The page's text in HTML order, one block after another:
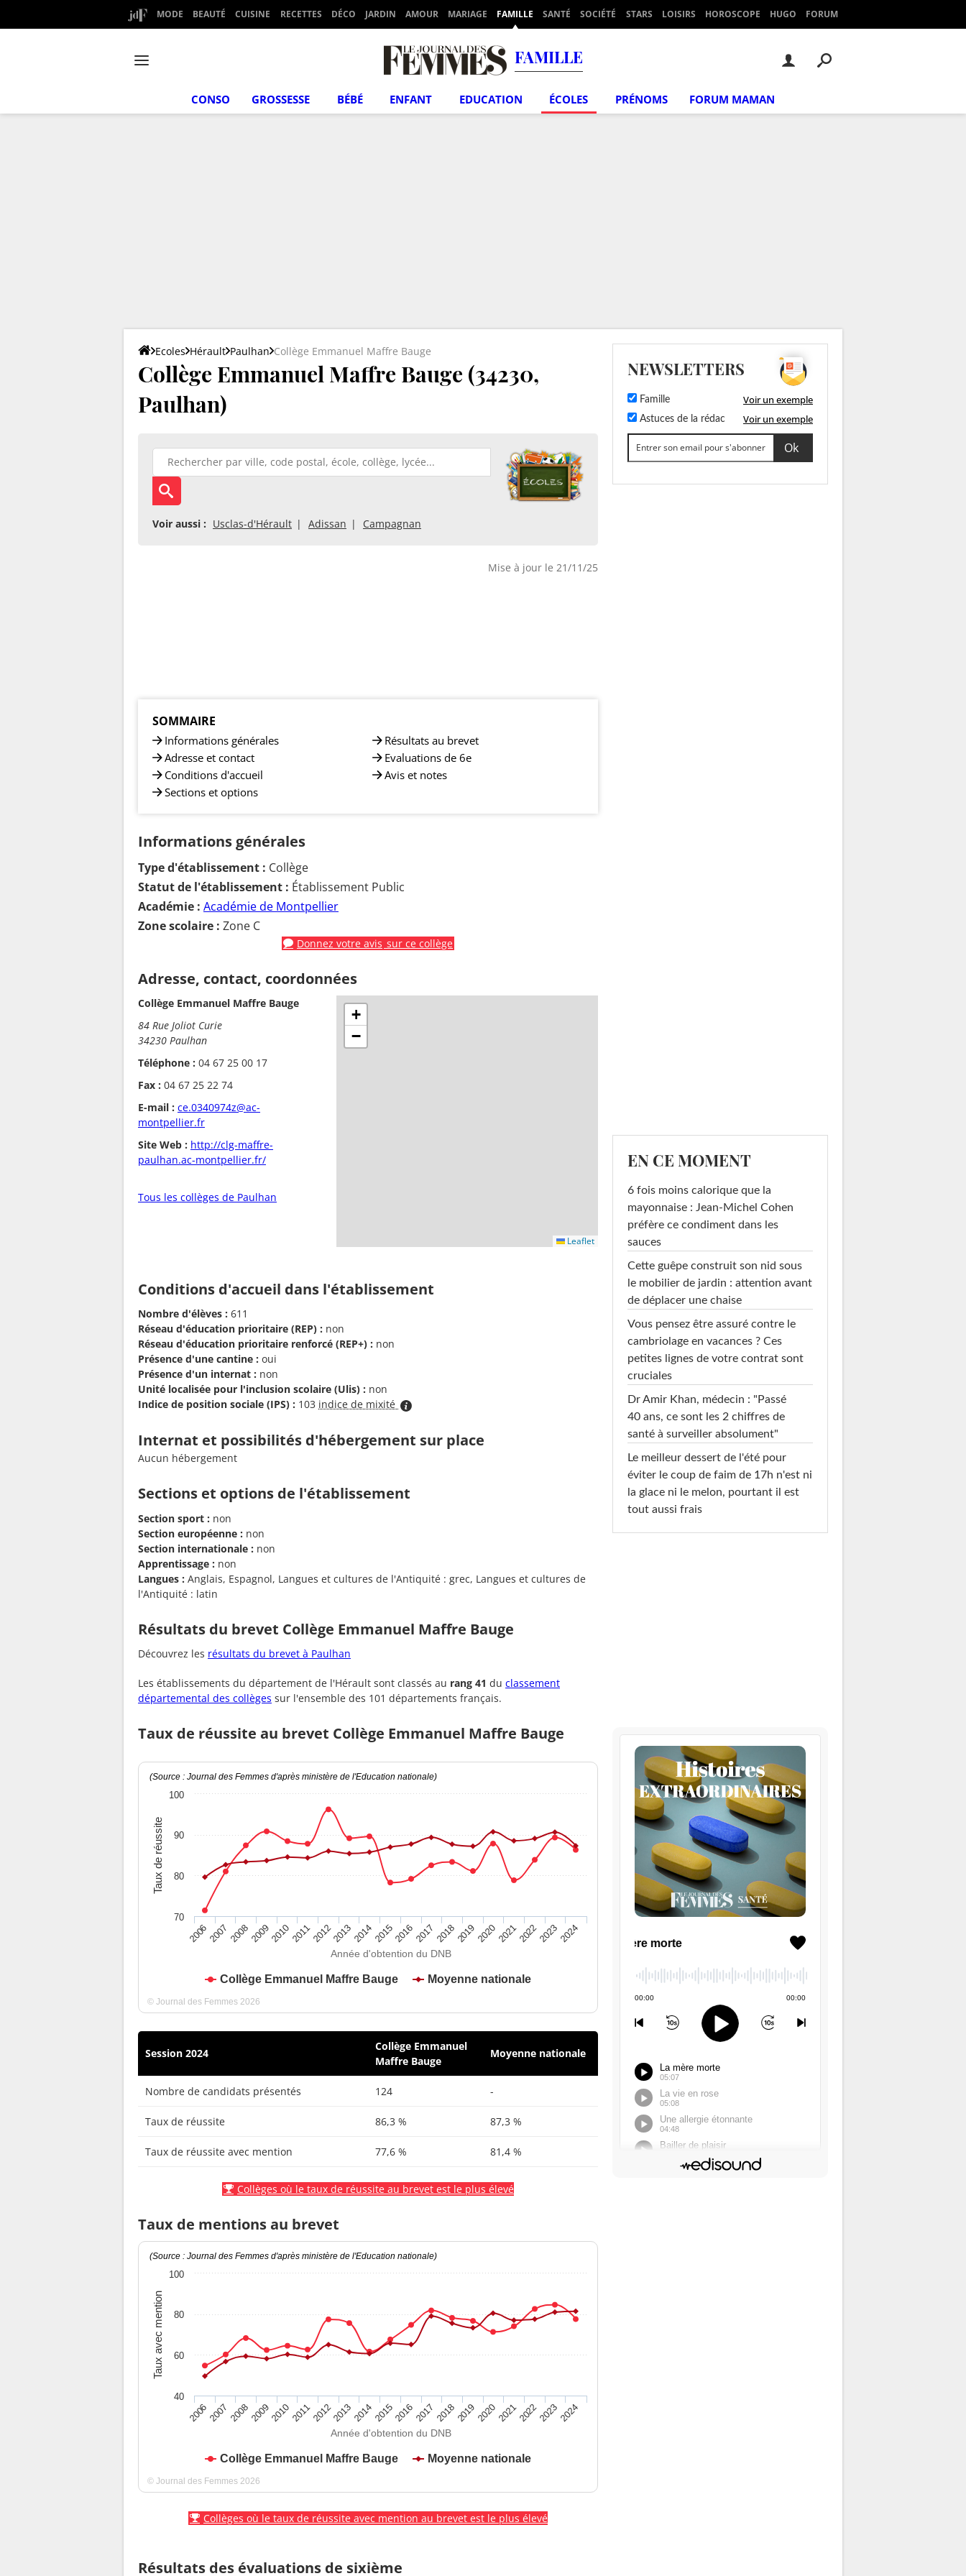
MODE BEAUTÉ CUISINE RECETTES DÉCO JARDIN AMOUR MARIAGE FAMILLE SANTÉ SOCIÉTÉ STARS LOISIRS HOROSCOPE HUGO FORUM
FAMILLE
CONSO GROSSESSE BÉBÉ ENFANT EDUCATION ÉCOLES PRÉNOMS FORUM MAMAN
Ecoles Hérault Paulhan Collège Emmanuel Maffre Bauge
Collège Emmanuel Maffre Bauge (34230,
Paulhan)
Voir aussi : Usclas-d'Hérault Adissan Campagnan
Mise à jour le 21/11/25
SOMMAIRE
Informations générales
Adresse et contact
Conditions d'accueil
Sections et options
Résultats au brevet
Evaluations de 6e
Avis et notes
Informations générales
Type d'établissement : Collège
Statut de l'établissement : Établissement Public
Académie : Académie de Montpellier
Zone scolaire : Zone C
Donnez votre avis sur ce collège
Adresse, contact, coordonnées
Collège Emmanuel Maffre Bauge
84 Rue Joliot Curie
34230 Paulhan
Téléphone : 04 67 25 00 17
Fax : 04 67 25 22 74
E-mail : ce.0340974z@ac-
montpellier.fr
Site Web : http://clg-maffre-
paulhan.ac-montpellier.fr/
Tous les collèges de Paulhan
+
−
Leaflet
Conditions d'accueil dans l'établissement
Nombre d'élèves : 611
Réseau d'éducation prioritaire (REP) : non
Réseau d'éducation prioritaire renforcé (REP+) : non
Présence d'une cantine : oui
Présence d'un internat : non
Unité localisée pour l'inclusion scolaire (Ulis) : non
Indice de position sociale (IPS) : 103 indice de mixité
Internat et possibilités d'hébergement sur place
Aucun hébergement
Sections et options de l'établissement
Section sport : non
Section européenne : non
Section internationale : non
Apprentissage : non
Langues : Anglais, Espagnol, Langues et cultures de l'Antiquité : grec, Langues et cultures de
l'Antiquité : latin
Résultats du brevet Collège Emmanuel Maffre Bauge
Découvrez les résultats du brevet à Paulhan
Les établissements du département de l'Hérault sont classés au rang 41 du classement
départemental des collèges sur l'ensemble des 101 départements français.
Taux de réussite au brevet Collège Emmanuel Maffre Bauge
Année d'obtention du DNB
Taux de réussite
(Source : Journal des Femmes d'après ministère de l'Education nationale)
Collège Emmanuel Maffre Bauge Moyenne nationale
2006200720082009201020112012201320142015201620172018201920202021202220232024
70
80
90
100
© Journal des Femmes 2026
Session 2024
Collège Emmanuel
Maffre Bauge
Moyenne nationale
Nombre de candidats présentés 124 -
Taux de réussite 86,3 % 87,3 %
Taux de réussite avec mention 77,6 % 81,4 %
Collèges où le taux de réussite au brevet est le plus élevé
Taux de mentions au brevet
Année d'obtention du DNB
Taux avec mention
(Source : Journal des Femmes d'après ministère de l'Education nationale)
Collège Emmanuel Maffre Bauge Moyenne nationale
2006200720082009201020112012201320142015201620172018201920202021202220232024
40
60
80
100
© Journal des Femmes 2026
Collèges où le taux de réussite avec mention au brevet est le plus élevé
Résultats des évaluations de sixième
NEWSLETTERS
Famille Voir un exemple
Astuces de la rédac Voir un exemple
EN CE MOMENT
6 fois moins calorique que la
mayonnaise : Jean-Michel Cohen
préfère ce condiment dans les
sauces
Cette guêpe construit son nid sous
le mobilier de jardin : attention avant
de déplacer une chaise
Vous pensez être assuré contre le
cambriolage en vacances ? Ces
petites lignes de votre contrat sont
cruciales
Dr Amir Khan, médecin : "Passé
40 ans, ce sont les 2 chiffres de
santé à surveiller absolument"
Le meilleur dessert de l'été pour
éviter le coup de faim de 17h n'est ni
la glace ni le melon, pourtant il est
tout aussi frais